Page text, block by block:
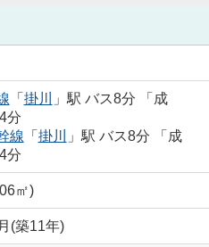
「 掛川
」駅 バス8分 「成
分
線 「 掛川
」駅 バス8分 「成
分
㎡)
(築11年)